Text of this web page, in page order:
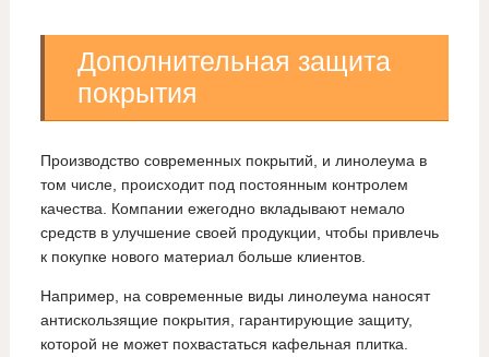
Дополнительная защита
покрытия
Производство современных покрытий, и линолеума в
том числе, происходит под постоянным контролем
качества. Компании ежегодно вкладывают немало
средств в улучшение своей продукции, чтобы привлечь
к покупке нового материал больше клиентов.
Например, на современные виды линолеума наносят
антискользящие покрытия, гарантирующие защиту,
которой не может похвастаться кафельная плитка.